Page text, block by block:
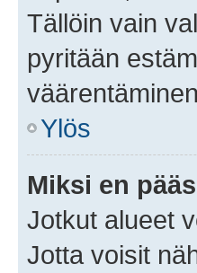
Tällöin vain
pyritään
Ylös
Miksi en
Jotkut alueet
Jotta voisit